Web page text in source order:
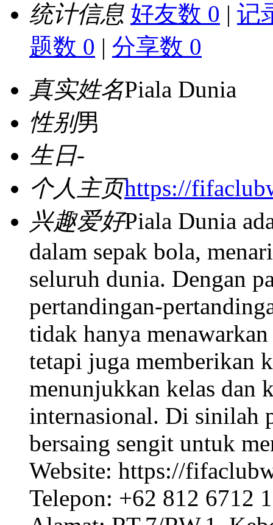
统计信息 好友数 0 | 记
题数 0 | 分享数 0
真实姓名Piala Dunia
性别男
生日-
个人主页https://
兴趣爱好Piala Dunia
dalam sepak bola,
seluruh dunia. Dengan
pertandingan-
tidak hanya
tetapi juga memberikan
menunjukkan kelas dan
internasional. Di sinilah
bersaing sengit untuk
Website: https://
Telepon: +62 812 6712